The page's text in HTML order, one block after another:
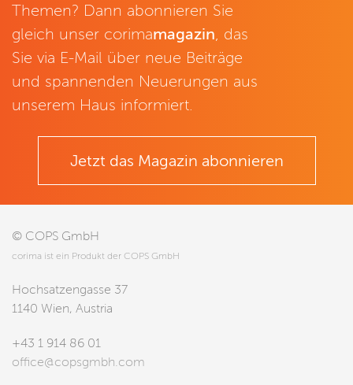
Themen? Dann abonnieren Sie
gleich unser corimamagazin, das
Sie via E-Mail über neue Beiträge
und spannenden Neuerungen aus
unserem Haus informiert.
Jetzt das Magazin abonnieren
© COPS GmbH
corima ist ein Produkt der COPS GmbH
Hochsatzengasse 37
1140 Wien, Austria
+43 1 914 86 01
office@copsgmbh.com